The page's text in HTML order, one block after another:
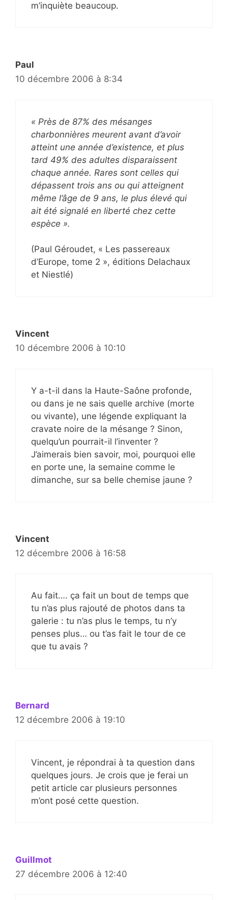
m’inquiète beaucoup.
Paul
10 décembre 2006 à 8:34
« Près de 87% des mésanges
charbonnières meurent avant d’avoir
atteint une année d’existence, et plus
tard 49% des adultes disparaissent
chaque année. Rares sont celles qui
dépassent trois ans ou qui atteignent
même l’âge de 9 ans, le plus élevé qui
ait été signalé en liberté chez cette
espèce ».
(Paul Géroudet, « Les passereaux
d’Europe, tome 2 », éditions Delachaux
et Niestlé)
Vincent
10 décembre 2006 à 10:10
Y a-t-il dans la Haute-Saône profonde,
ou dans je ne sais quelle archive (morte
ou vivante), une légende expliquant la
cravate noire de la mésange ? Sinon,
quelqu’un pourrait-il l’inventer ?
J’aimerais bien savoir, moi, pourquoi elle
en porte une, la semaine comme le
dimanche, sur sa belle chemise jaune ?
Vincent
12 décembre 2006 à 16:58
Au fait…. ça fait un bout de temps que
tu n’as plus rajouté de photos dans ta
galerie : tu n’as plus le temps, tu n’y
penses plus… ou t’as fait le tour de ce
que tu avais ?
Bernard
12 décembre 2006 à 19:10
Vincent, je répondrai à ta question dans
quelques jours. Je crois que je ferai un
petit article car plusieurs personnes
m’ont posé cette question.
Guillmot
27 décembre 2006 à 12:40